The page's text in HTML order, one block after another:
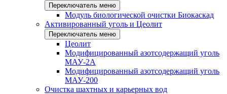
Переключатель меню
Модуль биологической очистки Биокаскад
Активированный уголь и Цеолит
Переключатель меню
Цеолит
Модифицированный азотсодержащий уголь
МАУ-2А
Модифицированный азотсодержащий уголь
МАУ-200
Очистка шахтных и карьерных вод